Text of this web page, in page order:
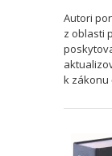
Autori
z oblasti
k zákonu